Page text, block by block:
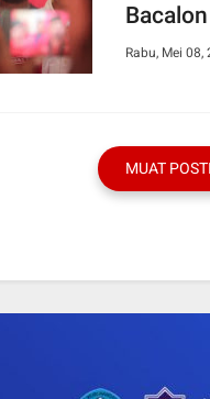
Rabu, Mei 08,
MUAT